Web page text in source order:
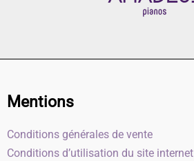
Mentions
Conditions générales de vente
Conditions d’utilisation du site internet